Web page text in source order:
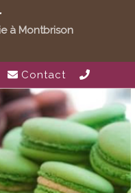
à Montbrison
Contact